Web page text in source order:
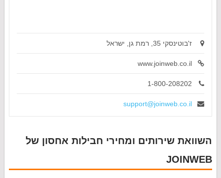
ז'בוטינסקי 35, רמת גן, ישראל
www.joinweb.co.il
1-800-208202
support@joinweb.co.il
השוואת שירותים ומחירי חבילות אחסון של
JOINWEB